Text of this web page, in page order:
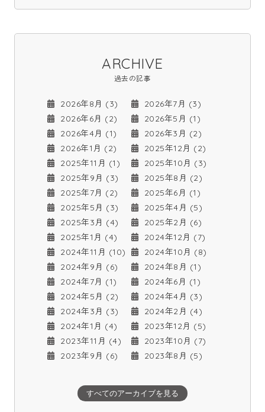
ARCHIVE
過去の記事
2026年8月 (3)
2026年7月 (3)
2026年6月 (2)
2026年5月 (1)
2026年4月 (1)
2026年3月 (2)
2026年1月 (2)
2025年12月 (2)
2025年11月 (1)
2025年10月 (3)
2025年9月 (3)
2025年8月 (2)
2025年7月 (2)
2025年6月 (1)
2025年5月 (3)
2025年4月 (5)
2025年3月 (4)
2025年2月 (6)
2025年1月 (4)
2024年12月 (7)
2024年11月 (10)
2024年10月 (8)
2024年9月 (6)
2024年8月 (1)
2024年7月 (1)
2024年6月 (1)
2024年5月 (2)
2024年4月 (3)
2024年3月 (3)
2024年2月 (4)
2024年1月 (4)
2023年12月 (5)
2023年11月 (4)
2023年10月 (7)
2023年9月 (6)
2023年8月 (5)
すべてのアーカイブを見る